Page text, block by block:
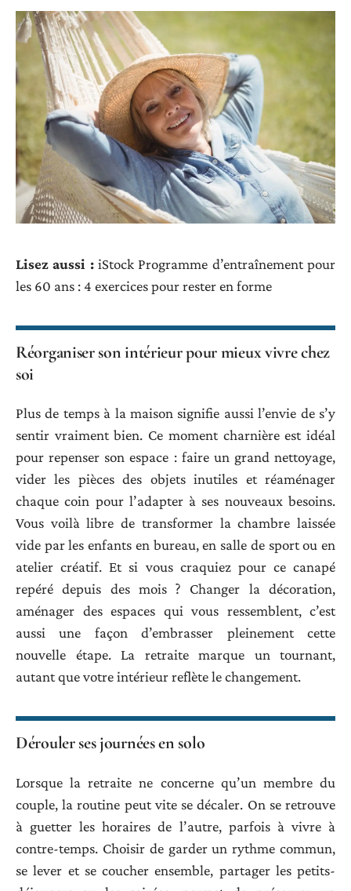
Lisez aussi :iStock Programme d’entraînement pour
les 60 ans : 4 exercices pour rester en forme
Réorganiser son intérieur pour mieux vivre chez
soi
Plus de temps à la maison signifie aussi l’envie de s’y
sentir vraiment bien. Ce moment charnière est idéal
pour repenser son espace : faire un grand nettoyage,
vider les pièces des objets inutiles et réaménager
chaque coin pour l’adapter à ses nouveaux besoins.
Vous voilà libre de transformer la chambre laissée
vide par les enfants en bureau, en salle de sport ou en
atelier créatif. Et si vous craquiez pour ce canapé
repéré depuis des mois ? Changer la décoration,
aménager des espaces qui vous ressemblent, c’est
aussi une façon d’embrasser pleinement cette
nouvelle étape. La retraite marque un tournant,
autant que votre intérieur reflète le changement.
Dérouler ses journées en solo
Lorsque la retraite ne concerne qu’un membre du
couple, la routine peut vite se décaler. On se retrouve
à guetter les horaires de l’autre, parfois à vivre à
contre-temps. Choisir de garder un rythme commun,
se lever et se coucher ensemble, partager les petits-